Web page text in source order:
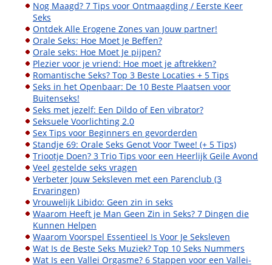
Nog Maagd? 7 Tips voor Ontmaagding / Eerste Keer
Seks
Ontdek Alle Erogene Zones van Jouw partner!
Orale Seks: Hoe Moet Je Beffen?
Orale seks: Hoe Moet Je pijpen?
Plezier voor je vriend: Hoe moet je aftrekken?
Romantische Seks? Top 3 Beste Locaties + 5 Tips
Seks in het Openbaar: De 10 Beste Plaatsen voor
Buitenseks!
Seks met jezelf: Een Dildo of Een vibrator?
Seksuele Voorlichting 2.0
Sex Tips voor Beginners en gevorderden
Standje 69: Orale Seks Genot Voor Twee! (+ 5 Tips)
Triootje Doen? 3 Trio Tips voor een Heerlijk Geile Avond
Veel gestelde seks vragen
Verbeter Jouw Seksleven met een Parenclub (3
Ervaringen)
Vrouwelijk Libido: Geen zin in seks
Waarom Heeft je Man Geen Zin in Seks? 7 Dingen die
Kunnen Helpen
Waarom Voorspel Essentieel Is Voor Je Seksleven
Wat Is de Beste Seks Muziek? Top 10 Seks Nummers
Wat Is een Vallei Orgasme? 6 Stappen voor een Vallei-